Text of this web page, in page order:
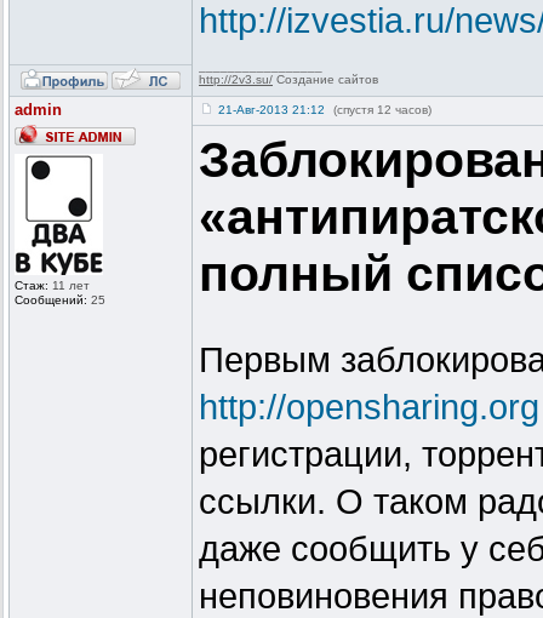
http://izvestia.ru/
http://2v3.su/ Создание сайтов
admin
Стаж: 11 лет
Сообщений: 25
21-Авг-2013 21:12 (спустя 12 часов)
полный
Первым
http://opensharing.org
регистрации,
ссылки. О таком
даже сообщить у
неповиновения